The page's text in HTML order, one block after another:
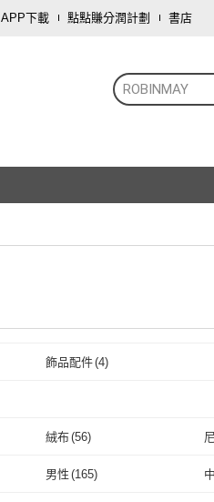
APP下載 點點賺分潤計劃 書店
ROBINMAY
飾品配件(4)
絨布(56)
絨布(
男性 (165)